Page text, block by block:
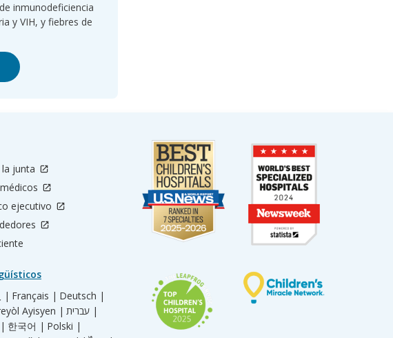
inmunodeficiencia
y VIH, y fiebres de
junta
ejecutivo
| Français | Deutsch |
Ayisyen |
עברית |
한국어 | Polski |